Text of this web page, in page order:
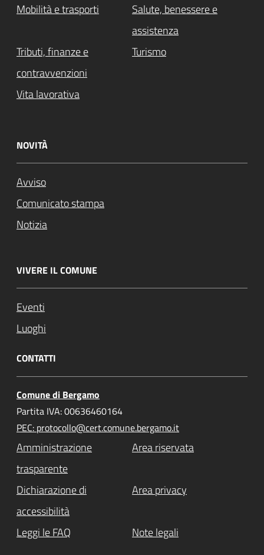
Mobilità e trasporti
Salute, benessere e
assistenza
Tributi, finanze e
contravvenzioni
Turismo
Vita lavorativa
NOVITÀ
Avviso
Comunicato stampa
Notizia
VIVERE IL COMUNE
Eventi
Luoghi
CONTATTI
Comune di Bergamo
Partita IVA: 00636460164
PEC: protocollo@cert.comune.bergamo.it
Amministrazione
trasparente
Area riservata
Dichiarazione di
accessibilità
Area privacy
Leggi le FAQ Note legali